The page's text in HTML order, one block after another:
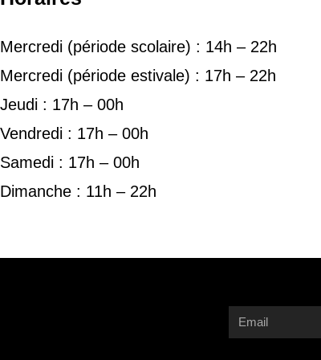
Mercredi (période scolaire) : 14h – 22h
Mercredi (période estivale) : 17h – 22h
Jeudi : 17h – 00h
Vendredi : 17h – 00h
Samedi : 17h – 00h
Dimanche : 11h – 22h